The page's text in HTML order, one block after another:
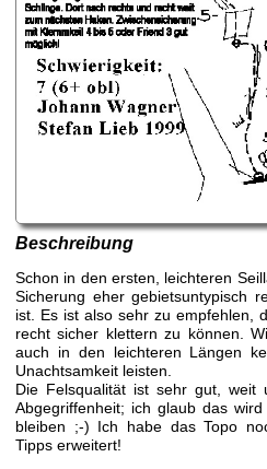
Beschreibung
Schon in den ersten, leichteren
Sicherung eher gebietsuntypisch
ist. Es ist also sehr zu empfehlen,
recht sicher klettern zu können.
auch in den leichteren Längen
Unachtsamkeit leisten.
Die Felsqualität ist sehr gut, weit
Abgegriffenheit; ich glaub das
bleiben ;-) Ich habe das Topo
Tipps erweitert!